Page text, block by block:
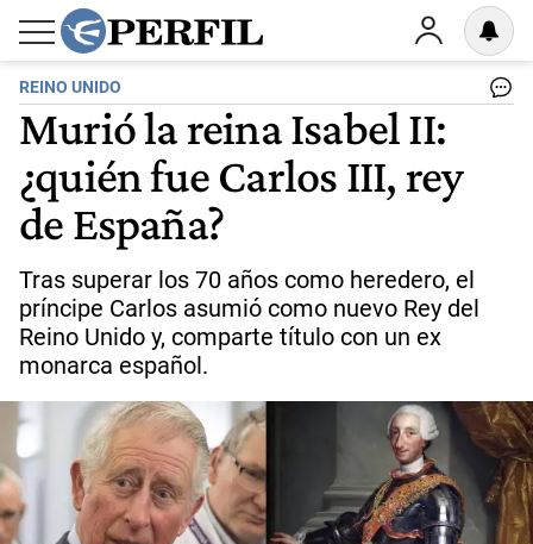
REINO UNIDO
Murió la reina Isabel II:
¿quién fue Carlos III, rey
de España?
Tras superar los 70 años como heredero, el
príncipe Carlos asumió como nuevo Rey del
Reino Unido y, comparte título con un ex
monarca español.